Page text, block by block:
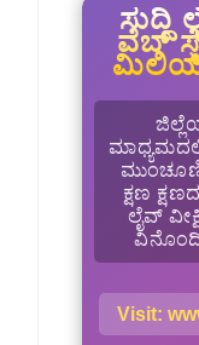
ಸುದ್ದಿ
ವೆಬ್
ಕ್ಷಣ
ಲೈವ್
Visit: